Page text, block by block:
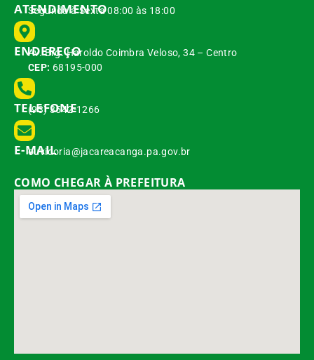
ATENDIMENTO
Segunda à Sexta 08:00 às 18:00
ENDEREÇO
Av. Brg. Haroldo Coimbra Veloso, 34 – Centro
CEP: 68195-000
TELEFONE
(93) 3542-1266
E-MAIL
ouvidoria@jacareacanga.pa.gov.br
COMO CHEGAR À PREFEITURA